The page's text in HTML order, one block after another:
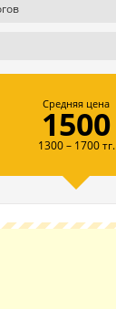
Средняя цена
1500
1300 – 1700 тг.